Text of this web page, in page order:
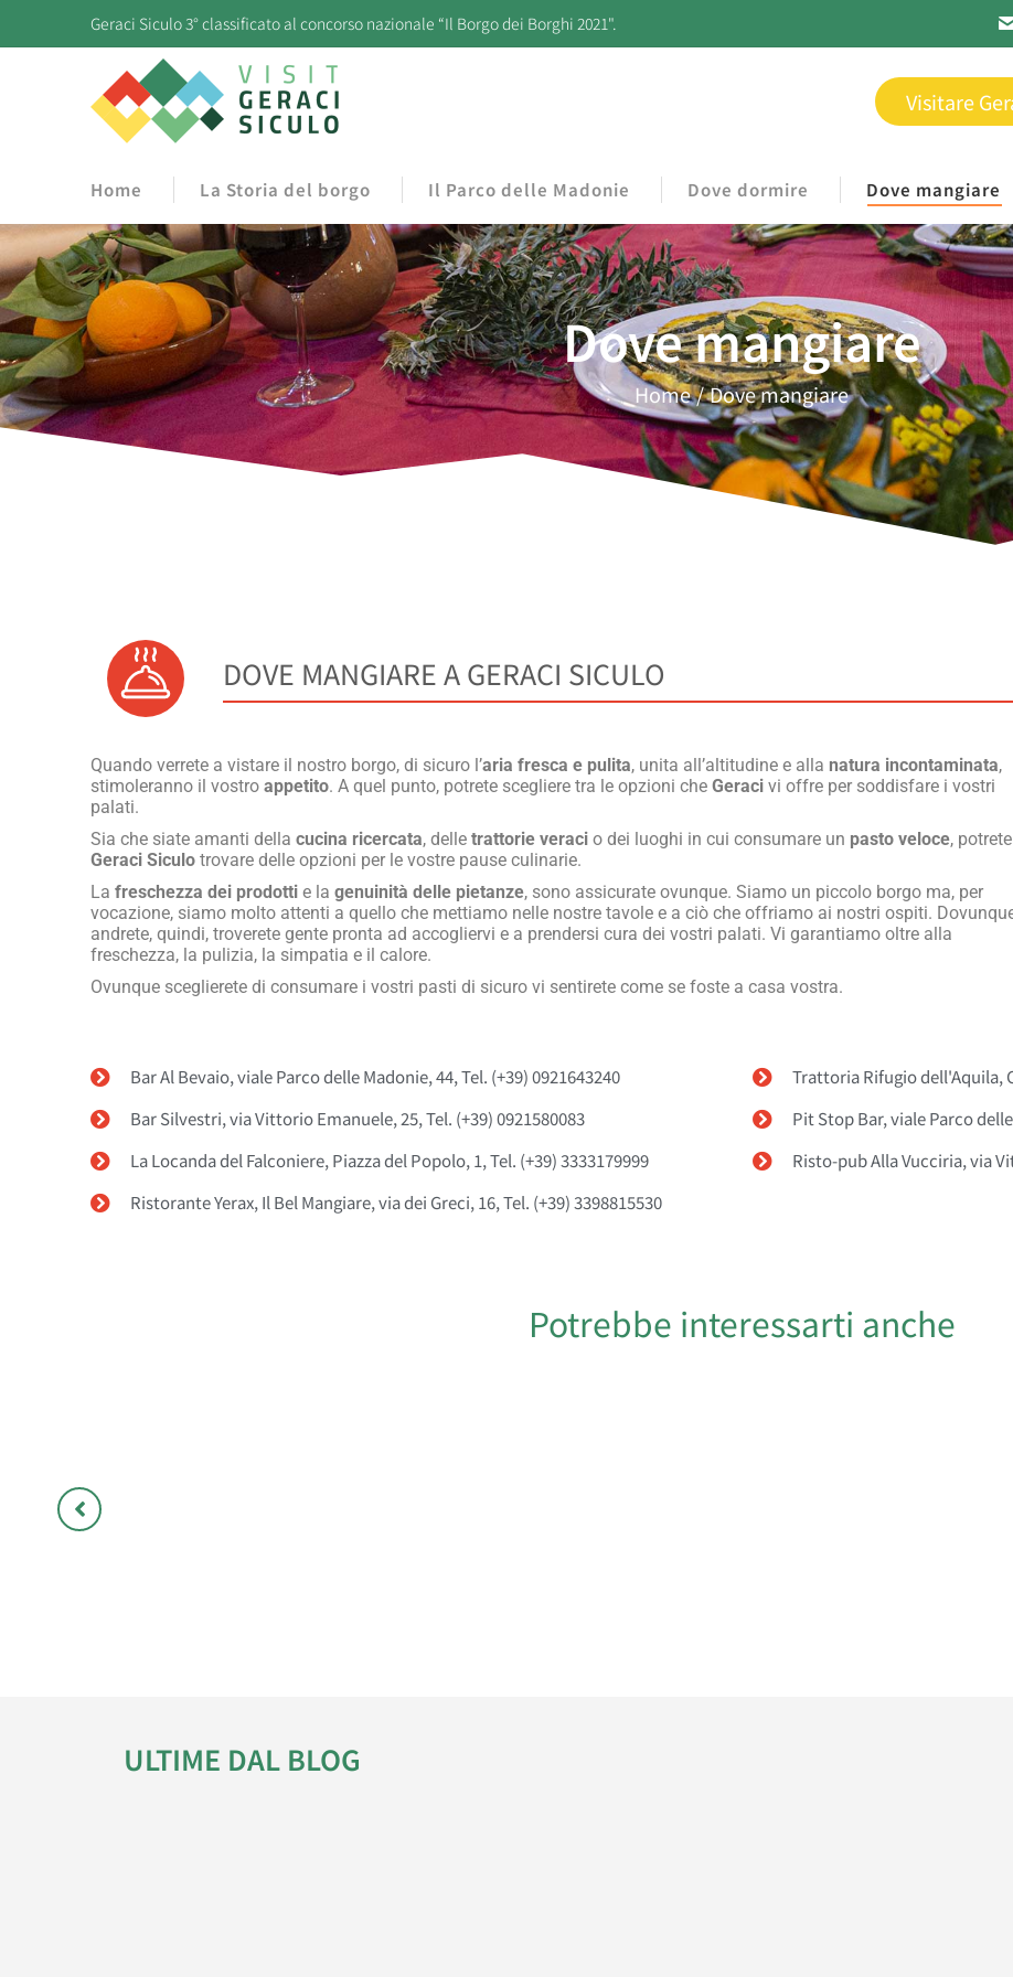
Geraci Siculo 3° classificato al concorso nazionale “Il Borgo dei Borghi 2021".
Visitare
Home La Storia del borgo Il Parco delle Madonie Dove dormire Dove mangiare
Dove mangiare
Tu sei qui: Home Dove mangiare
DOVE MANGIARE A GERACI SICULO
Quando verrete a vistare il nostro borgo, di sicuro l’aria fresca e pulita, unita all’altitudine e alla natura incontaminata,
stimoleranno il vostro appetito. A quel punto, potrete scegliere tra le opzioni che Geraci vi offre per soddisfare i vostri
palati.
Sia che siate amanti della cucina ricercata, delle trattorie veraci o dei luoghi in cui consumare un pasto veloce,
Geraci Siculo trovare delle opzioni per le vostre pause culinarie.
La freschezza dei prodotti e la genuinità delle pietanze, sono assicurate ovunque. Siamo un piccolo borgo ma, per
vocazione, siamo molto attenti a quello che mettiamo nelle nostre tavole e a ciò che offriamo ai nostri ospiti.
andrete, quindi, troverete gente pronta ad accogliervi e a prendersi cura dei vostri palati. Vi garantiamo oltre alla
freschezza, la pulizia, la simpatia e il calore.
Ovunque sceglierete di consumare i vostri pasti di sicuro vi sentirete come se foste a casa vostra.
Bar Al Bevaio, viale Parco delle Madonie, 44, Tel. (+39) 0921643240
Bar Silvestri, via Vittorio Emanuele, 25, Tel. (+39) 0921580083
La Locanda del Falconiere, Piazza del Popolo, 1, Tel. (+39) 3333179999
Ristorante Yerax, Il Bel Mangiare, via dei Greci, 16, Tel. (+39) 3398815530
Trattoria Rifugio dell'Aquila,
Pit Stop Bar, viale Parco
Risto-pub Alla Vucciria, via
Potrebbe interessarti anche
ULTIME DAL BLOG